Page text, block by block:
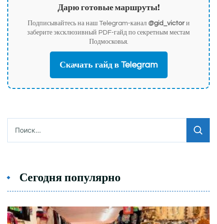
Дарю готовые маршруты!
Подписывайтесь на наш Telegram-канал @gid_victorи
заберите эксклюзивный PDF-гайд по секретным местам
Подмосковья.
Скачать гайд в Telegram
Сегодня популярно